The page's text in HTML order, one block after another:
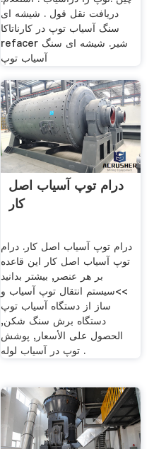
دریافت نقل قول . شیشه ای
سنگ آسیاب توپ در کارناتاکا
refacer شیر. شیشه ای سنگ
آسیاب توپ
درام توپ آسیاب اصل
کار
درام توپ آسیاب اصل کار. درام
توپ آسیاب اصل کار این قاعده
بر هر عنصر, بیشتر بدانید
>>سیستم انتقال توپ آسیاب و
ساز از دستگاه آسیاب توپ
دستگاه برش سنگ شکن,
الحصول على الأسعار, پوشش
توپ در آسیاب لوله .